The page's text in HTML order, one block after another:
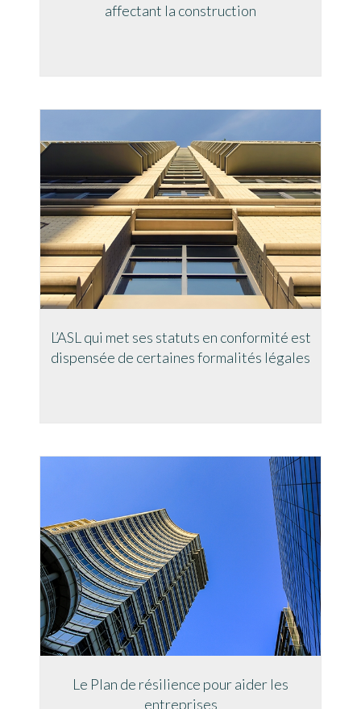
affectant la construction
L’ASL qui met ses statuts en conformité est
dispensée de certaines formalités légales
Le Plan de résilience pour aider les
entreprises